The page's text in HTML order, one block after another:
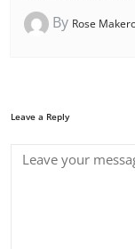
By Rose
Leave a Reply